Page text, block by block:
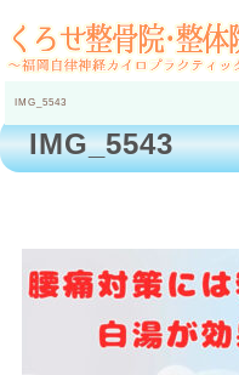
IMG_5543
IMG_5543